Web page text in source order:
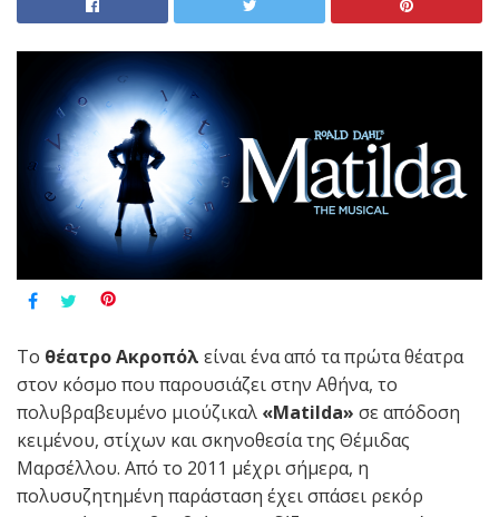
Το θέατρο Ακροπόλ είναι ένα από τα πρώτα θέατρα
στον κόσμο που παρουσιάζει στην Αθήνα, το
πολυβραβευμένο μιούζικαλ «Matilda» σε απόδοση
κειμένου, στίχων και σκηνοθεσία της Θέμιδας
Μαρσέλλου. Από το 2011 μέχρι σήμερα, η
πολυσυζητημένη παράσταση έχει σπάσει ρεκόρ